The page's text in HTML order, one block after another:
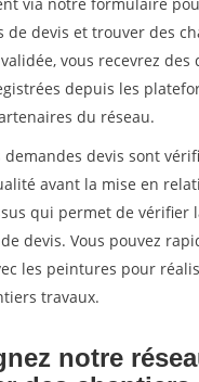
de devis et trouver des
vous recevrez des
depuis les
du réseau.
demandes devis sont
avant la mise en
qui permet de vérifier
devis. Vous pouvez
les peintures pour
travaux.
notre